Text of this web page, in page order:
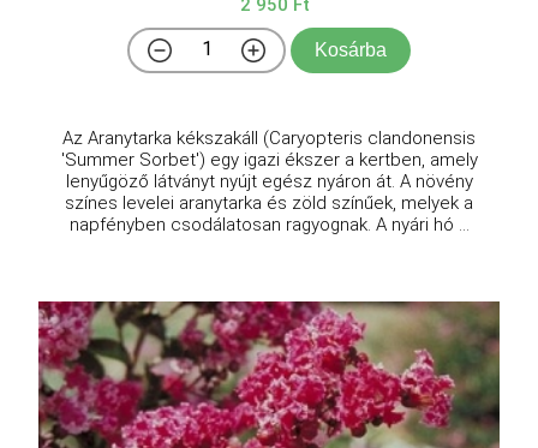
2 950 Ft
Kosárba
Az Aranytarka kékszakáll (Caryopteris clandonensis
'Summer Sorbet') egy igazi ékszer a kertben, amely
lenyűgöző látványt nyújt egész nyáron át. A növény
színes levelei aranytarka és zöld színűek, melyek a
napfényben csodálatosan ragyognak. A nyári hó ...